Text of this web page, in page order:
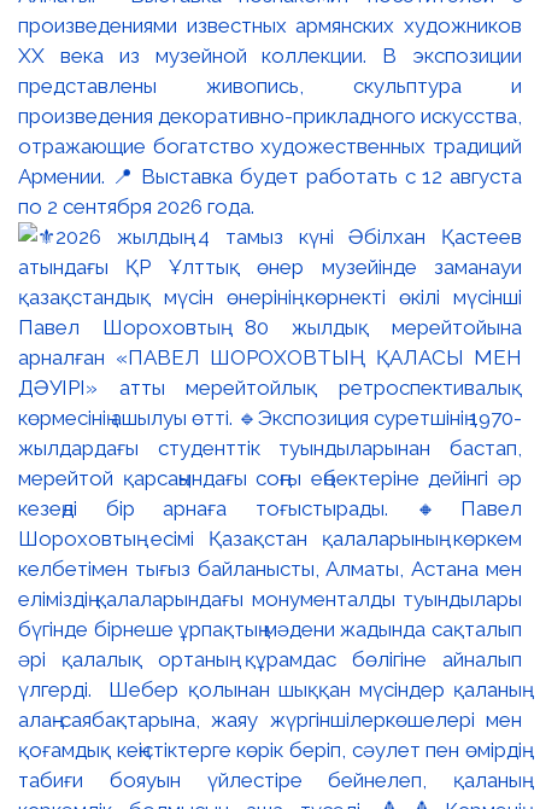
произведениями известных армянских художников
XX века из музейной коллекции. В экспозиции
представлены живопись, скульптура и
произведения декоративно-прикладного искусства,
отражающие богатство художественных традиций
Армении. 📍 Выставка будет работать с 12 августа
по 2 сентября 2026 года.